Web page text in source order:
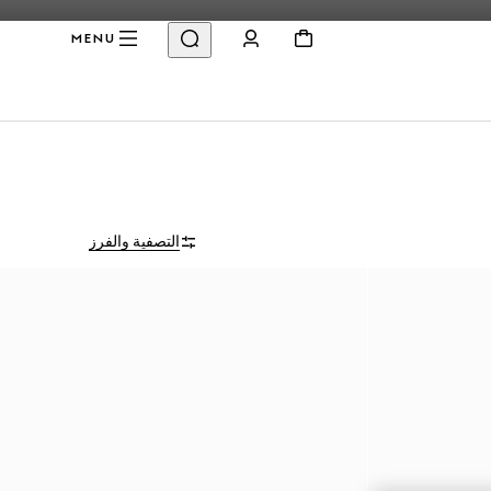
MENU
التصفية والفرز